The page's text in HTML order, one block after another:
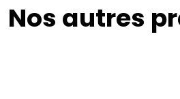
Nos autres